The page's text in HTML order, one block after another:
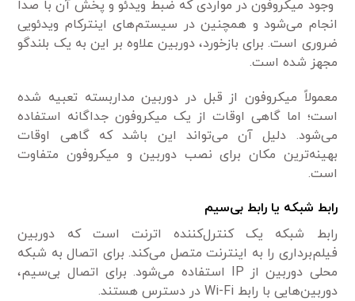
وجود میکروفون در مواردی که ضبط ویدئو و پخش آن با صدا
انجام می‌شود و همچنین در سیستم‌های اینترکام ویدئویی
ضروری است. برای بازخورد، دوربین علاوه بر این به یک بلندگو
مجهز شده است.
معمولاً میکروفون از قبل در دوربین مداربسته تعبیه شده
است؛ اما گاهی اوقات از یک میکروفون جداگانه استفاده
می‌شود. دلیل آن می‌تواند این باشد که گاهی اوقات
بهینه‌ترین مکان برای نصب دوربین و میکروفون متفاوت
است.
رابط شبکه یا رابط بی‌سیم
رابط شبکه یک کنترل‌کننده اترنت است که دوربین
فیلم‌برداری را به اینترنت متصل می‌کند. برای اتصال به شبکه
محلی دوربین از IP استفاده می‌شود. برای اتصال بی‌سیم،
دوربین‌هایی با رابط Wi-Fi در دسترس هستند.